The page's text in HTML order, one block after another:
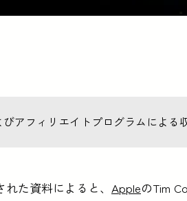
アフィリエイトプログラムによる
た資料によると、 AppleのTim